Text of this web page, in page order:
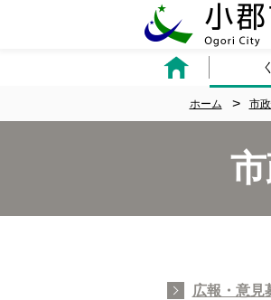
ホーム 市
広報・意見